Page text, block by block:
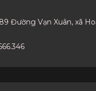
Đường Vạn Xuân, xã